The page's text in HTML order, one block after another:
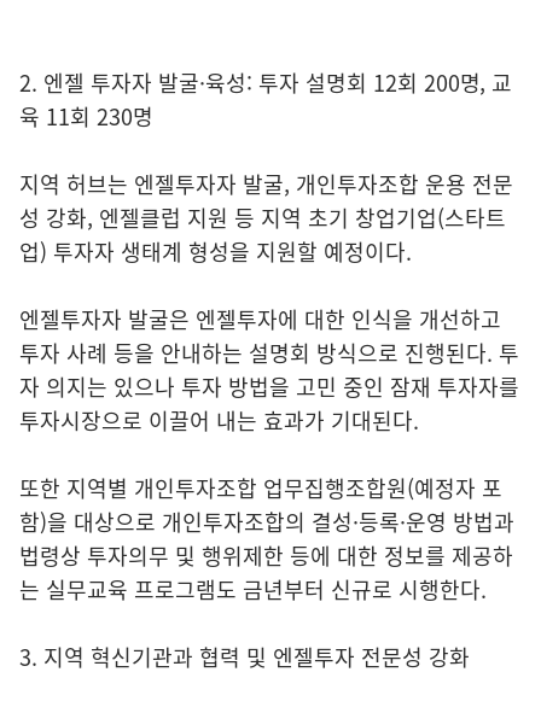
2. 엔젤 투자자 발굴·육성: 투자 설명회 12회 200명, 교
육 11회 230명
지역 허브는 엔젤투자자 발굴, 개인투자조합 운용 전문
성 강화, 엔젤클럽 지원 등 지역 초기 창업기업(스타트
업) 투자자 생태계 형성을 지원할 예정이다.
엔젤투자자 발굴은 엔젤투자에 대한 인식을 개선하고
투자 사례 등을 안내하는 설명회 방식으로 진행된다. 투
자 의지는 있으나 투자 방법을 고민 중인 잠재 투자자를
투자시장으로 이끌어 내는 효과가 기대된다.
또한 지역별 개인투자조합 업무집행조합원(예정자 포
함)을 대상으로 개인투자조합의 결성·등록·운영 방법과
법령상 투자의무 및 행위제한 등에 대한 정보를 제공하
는 실무교육 프로그램도 금년부터 신규로 시행한다.
3. 지역 혁신기관과 협력 및 엔젤투자 전문성 강화